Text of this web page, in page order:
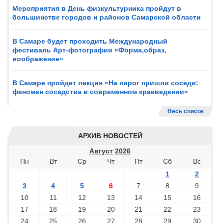
Мероприятия в День физкультурника пройдут в
большинстве городов и районов Самарской области
В Самаре будет проходить Международный
фестиваль Арт-фотографии «Форма,образ,
воображение»
В Самаре пройдет лекция «На пирог пришли соседи:
феномен соседства в современном краеведении»
Весь список
АРХИВ НОВОСТЕЙ
Август 2026
Пн
Вт Ср Чт Пт Сб
Вс
1
2
3
4 5 6 7 8
9
10
11 12 13 14 15
16
17
18 19 20 21 22
23
24
25 26 27 28 29 30